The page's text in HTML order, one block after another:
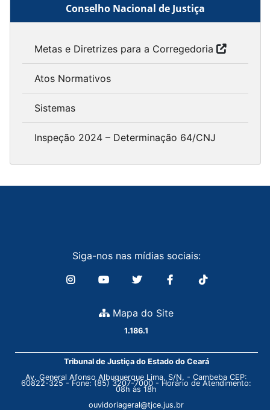
Conselho Nacional de Justiça
Metas e Diretrizes para a Corregedoria
Atos Normativos
Sistemas
Inspeção 2024 – Determinação 64/CNJ
Siga-nos nas mídias sociais:
Mapa do Site
1.186.1
Tribunal de Justiça do Estado do Ceará
Av. General Afonso Albuquerque Lima, S/N. - Cambeba CEP:
60822-325 - Fone: (85) 3207-7000 - Horário de Atendimento:
08h às 18h
ouvidoriageral@tjce.jus.br